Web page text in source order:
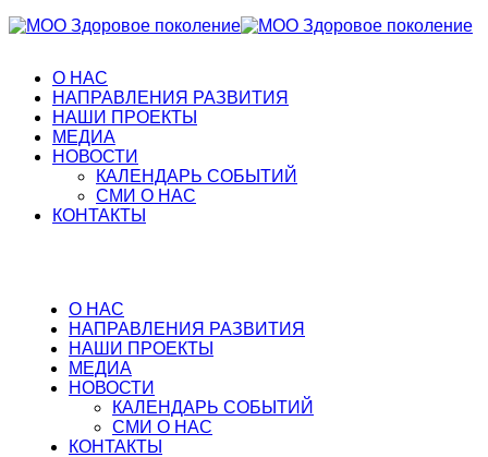
О НАС
НАПРАВЛЕНИЯ РАЗВИТИЯ
НАШИ ПРОЕКТЫ
МЕДИА
НОВОСТИ
КАЛЕНДАРЬ СОБЫТИЙ
СМИ О НАС
КОНТАКТЫ
О НАС
НАПРАВЛЕНИЯ РАЗВИТИЯ
НАШИ ПРОЕКТЫ
МЕДИА
НОВОСТИ
КАЛЕНДАРЬ СОБЫТИЙ
СМИ О НАС
КОНТАКТЫ